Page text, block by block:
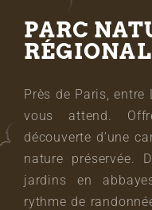
PARC
Près de Paris, entre
vous attend.
découverte d’une
nature préservée.
jardins en
rythme de